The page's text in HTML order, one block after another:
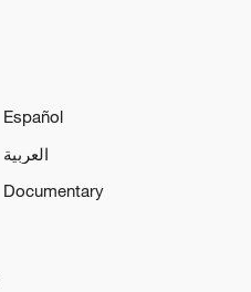
Español
العربية
Documentary